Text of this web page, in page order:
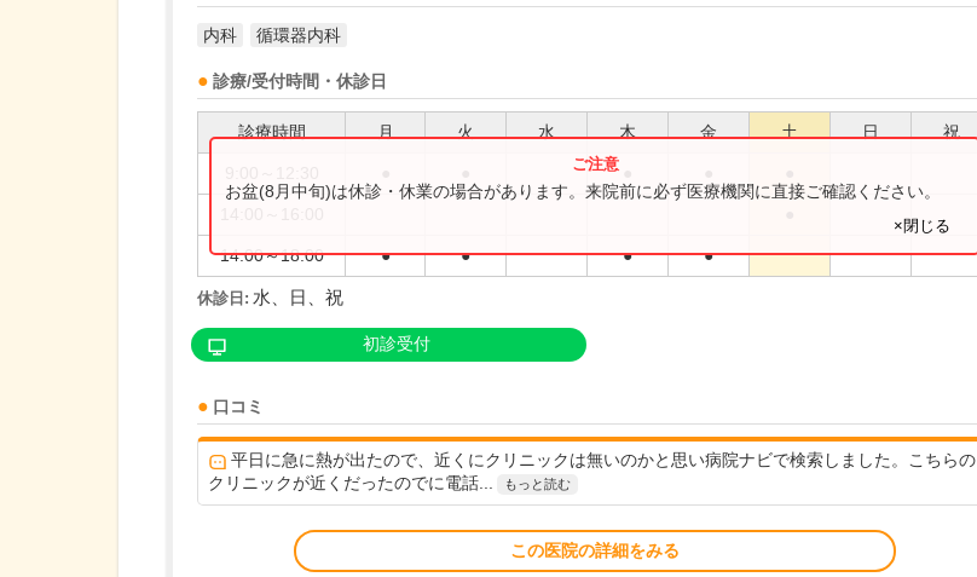
内科 循環器内科
診療/受付時間・休診日
診療時間 月 火 水 木 金 土 日 祝
14:00～18:00 ● ● ● ●
お盆(8月中旬)は休診・休業の場合があります。来院前に必ず医療機関に直接ご確認ください。
×閉じる
休診日: 水、日、祝
初診受付
口コミ
平日に急に熱が出たので、近くにクリニックは無いのかと思い病院ナビで検索しました。こちらの
クリニックが近くだったのでに電話...
もっと読む
この医院の詳細をみる